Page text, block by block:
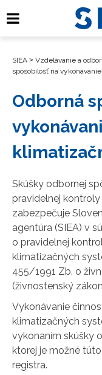
SIEA > Vzdelávanie a
spôsobilosť na
Odborná
Skúšky odbornej
pravidelnej
zabezpečuje
agentúra (SIEA) v
o pravidelnej
klimatizačných
455/1991 Zb. o
(živnostenský
Vykonávanie
klimatizačných
vykonaním skúšky
ktorej je možné
registra.